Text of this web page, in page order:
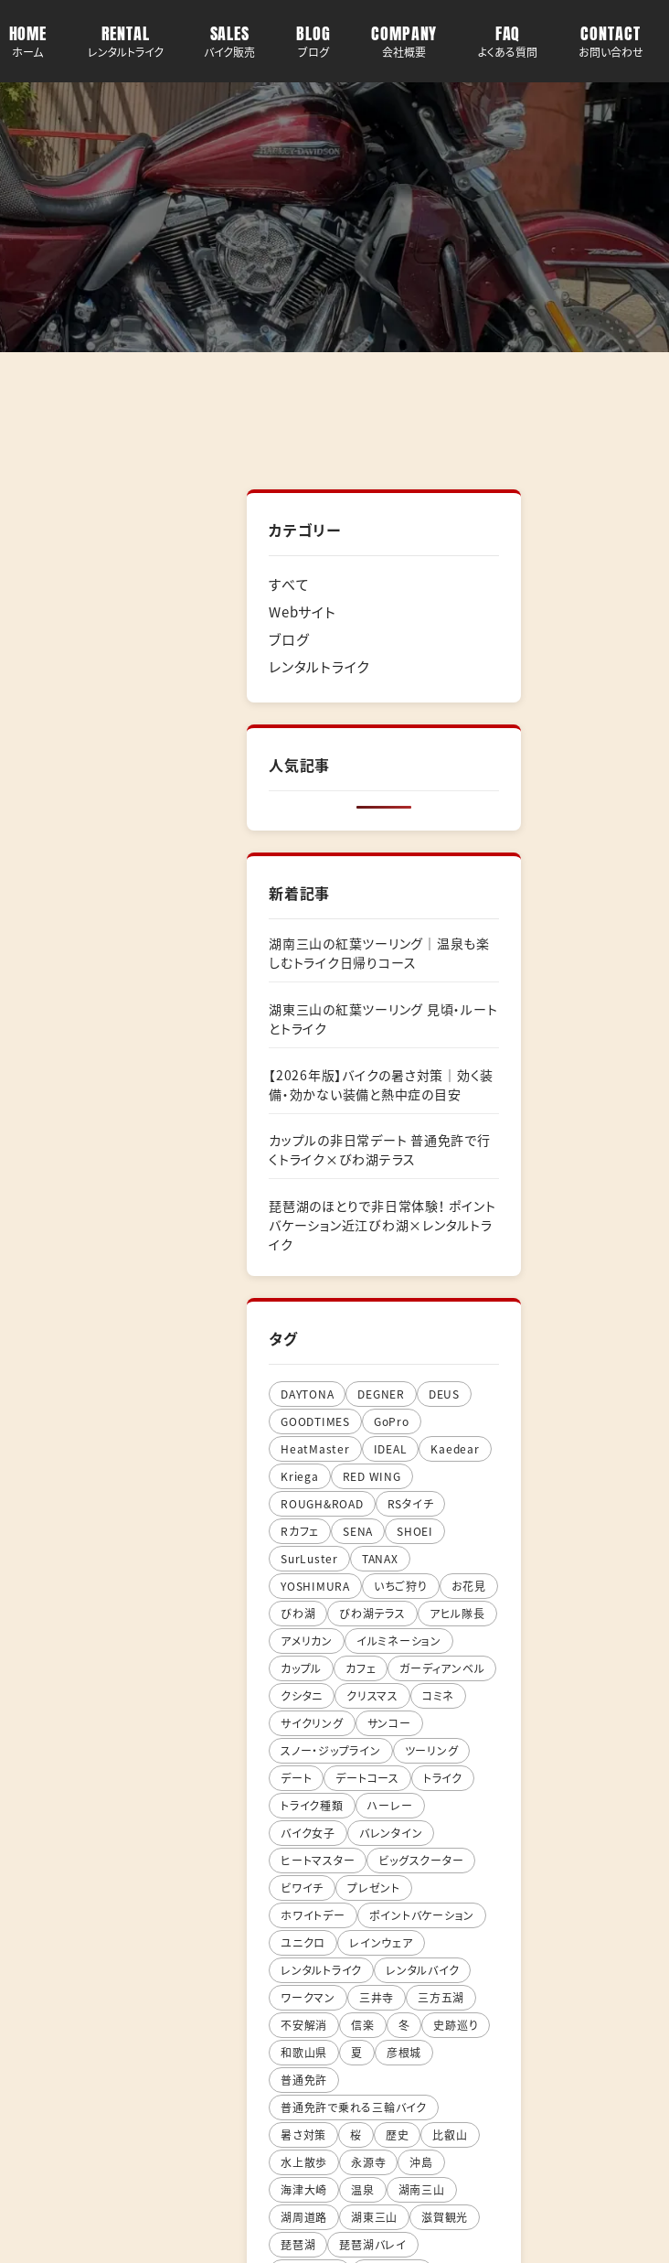
HOME
ホーム
RENTAL
レンタルトライク
SALES
バイク販売
BLOG
ブログ
COMPANY
会社概要
FAQ
よくある質問
CONTACT
お問い合わせ
カテゴリー
すべて
Webサイト
ブログ
レンタルトライク
人気記事
新着記事
湖南三山の紅葉ツーリング｜温泉も楽
しむトライク日帰りコース
湖東三山の紅葉ツーリング 見頃・ルート
とトライク
【2026年版】バイクの暑さ対策｜効く装
備・効かない装備と熱中症の目安
カップルの非日常デート 普通免許で行
くトライク×びわ湖テラス
琵琶湖のほとりで非日常体験！ ポイント
バケーション近江びわ湖×レンタルトラ
イク
タグ
DAYTONA DEGNER
DEUS
GOODTIMES
GoPro
HeatMaster
IDEAL
Kaedear
Kriega
RED WING
ROUGH&ROAD
RSタイチ
Rカフェ
SENA
SHOEI
SurLuster
TANAX
YOSHIMURA
いちご狩り
お花見
びわ湖
びわ湖テラス
アヒル隊長
アメリカン
イルミネーション
カップル
カフェ
ガーディアンベル
クシタニ
クリスマス
コミネ
サイクリング
サンコー
スノー・ジップライン
ツーリング
デート
デートコース
トライク
トライク種類
ハーレー
バイク女子
バレンタイン
ヒートマスター
ビッグスクーター
ビワイチ
プレゼント
ホワイトデー
ポイントバケーション
ユニクロ
レインウェア
レンタルトライク
レンタルバイク
ワークマン
三井寺
三方五湖
不安解消
信楽 冬
史跡巡り
和歌山県
夏
彦根城
普通免許
普通免許で乗れる三輪バイク
暑さ対策
桜 歴史
比叡山
水上散歩
永源寺
沖島
海津大崎
温泉
湖南三山
湖周道路
湖東三山
滋賀観光
琵琶湖
琵琶湖バレイ